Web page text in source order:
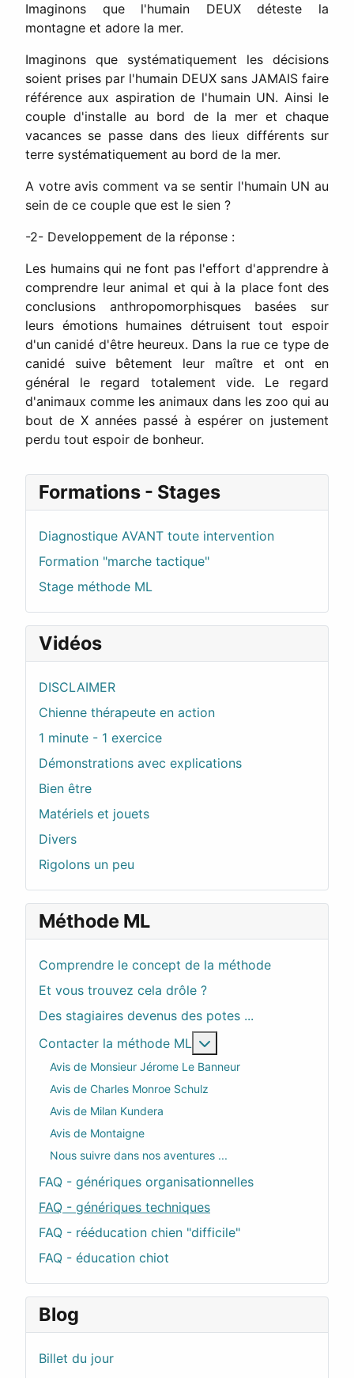
Formations - Stages
Diagnostique AVANT toute intervention
Formation "marche tactique"
Stage méthode ML
Vidéos
DISCLAIMER
Chienne thérapeute en action
1 minute - 1 exercice
Démonstrations avec explications
Bien être
Matériels et jouets
Divers
Rigolons un peu
Méthode ML
Comprendre le concept de la méthode
Et vous trouvez cela drôle ?
Des stagiaires devenus des potes ...
Contacter la méthode ML
Avis de Monsieur Jérome Le Banneur
Avis de Charles Monroe Schulz
Avis de Milan Kundera
Avis de Montaigne
Nous suivre dans nos aventures ...
FAQ - génériques organisationnelles
FAQ - génériques techniques
FAQ - rééducation chien "difficile"
FAQ - éducation chiot
Blog
Billet du jour
Imaginons que l'humain DEUX déteste la
montagne et adore la mer.
Imaginons que systématiquement les décisions
soient prises par l'humain DEUX sans JAMAIS faire
référence aux aspiration de l'humain UN. Ainsi le
couple d'installe au bord de la mer et chaque
vacances se passe dans des lieux différents sur
terre systématiquement au bord de la mer.
A votre avis comment va se sentir l'humain UN au
sein de ce couple que est le sien ?
-2- Developpement de la réponse :
Les humains qui ne font pas l'effort d'apprendre à
comprendre leur animal et qui à la place font des
conclusions anthropomorphisques basées sur
leurs émotions humaines détruisent tout espoir
d'un canidé d'être heureux. Dans la rue ce type de
canidé suive bêtement leur maître et ont en
général le regard totalement vide. Le regard
d'animaux comme les animaux dans les zoo qui au
bout de X années passé à espérer on justement
perdu tout espoir de bonheur.